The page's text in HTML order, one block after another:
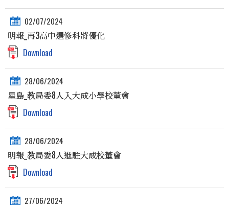
02/07/2024
明報_再3高中選修科將優化
Download
28/06/2024
星島_教局委8人入大成小學校董會
Download
28/06/2024
明報_教局委8人進駐大成校董會
Download
27/06/2024